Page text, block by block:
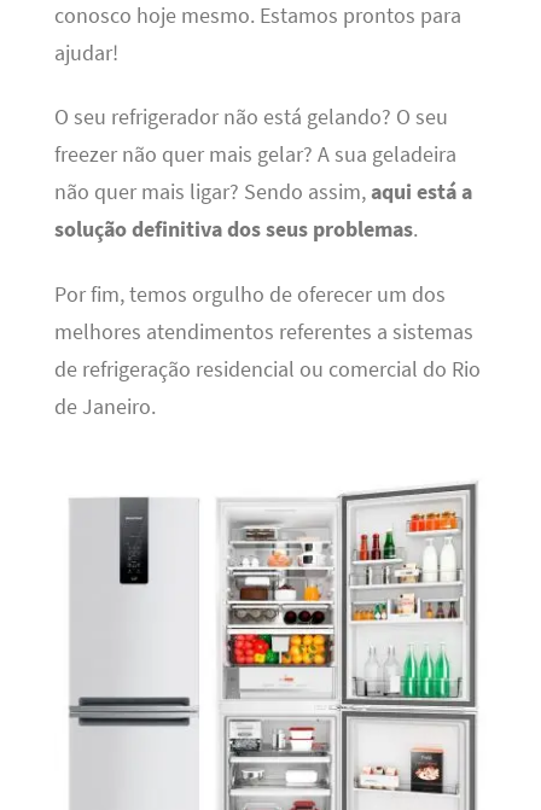
conosco hoje mesmo. Estamos prontos para
ajudar!
O seu refrigerador não está gelando? O seu
freezer não quer mais gelar? A sua geladeira
não quer mais ligar? Sendo assim,aqui está a
solução definitiva dos seus problemas.
Por fim, temos orgulho de oferecer um dos
melhores atendimentos referentes a sistemas
de refrigeração residencial ou comercial do Rio
de Janeiro.